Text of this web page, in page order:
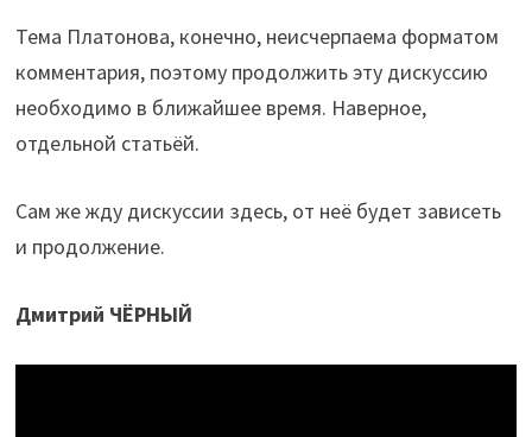
Тема Платонова, конечно, неисчерпаема форматом
комментария, поэтому продолжить эту дискуссию
необходимо в ближайшее время. Наверное,
отдельной статьёй.
Сам же жду дискуссии здесь, от неё будет зависеть
и продолжение.
Дмитрий ЧЁРНЫЙ